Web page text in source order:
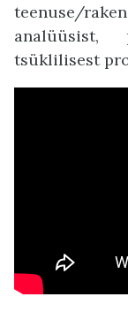
teenuse/
analüüsist,
tsüklilisest